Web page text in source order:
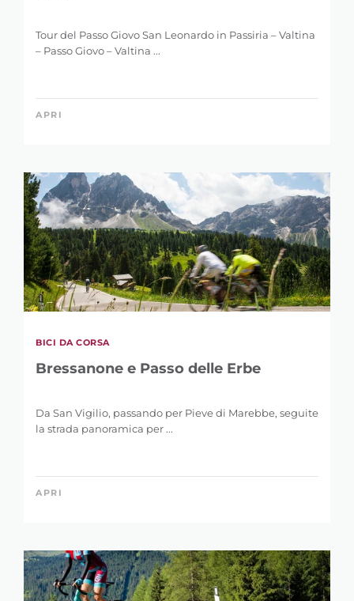
Tour del Passo Giovo San Leonardo in Passiria – Valtina
– Passo Giovo – Valtina ...
APRI
BICI DA CORSA
Bressanone e Passo delle Erbe
Da San Vigilio, passando per Pieve di Marebbe, seguite
la strada panoramica per ...
APRI